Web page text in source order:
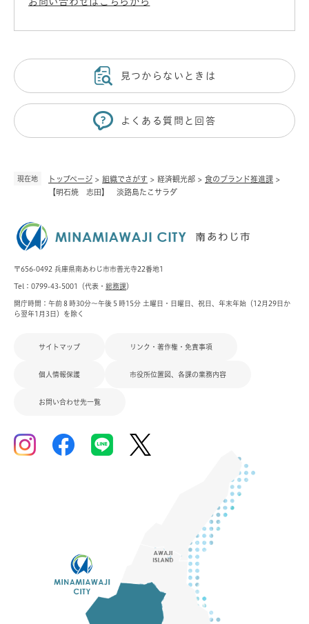
現在地 トップページ > 組織でさがす > 経済観光部 > 食のブランド推進課 >
【明石焼 志田】 淡路島たこサラダ
見つからないときは
よくある質問と回答
〒656-0492 兵庫県南あわじ市市善光寺22番地1
Tel：0799-43-5001（代表・ 総務課）
開庁時間：午前８時30分～午後５時15分 土曜日・日曜日、祝日、年末年始（12月29日か
ら翌年1月3日）を除く
サイトマップ リンク・著作権・免責事項
個人情報保護 市役所位置図、各課の業務内容
お問い合わせ先一覧